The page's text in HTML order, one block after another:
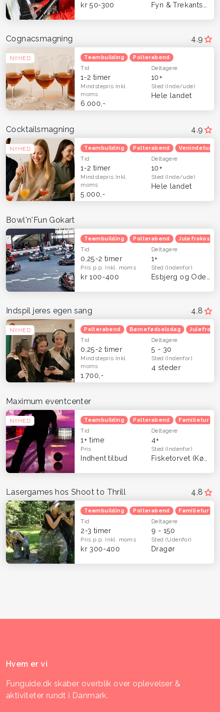
kr 50-300
4,9
NYHED
Cognacsmagning
Teambuilding Polterabend
Tid
1-2 timer
Deltagere
10+
Mindstepris Inkl.
moms
6.000,-
Sted(Inde/ude)
Hele landet
4,9
NYHED
Cocktailsmagning
Teambuilding Polterabend Venindetur
Tid
1-2 timer
Deltagere
10+
Mindstepris Inkl.
moms
5.000,-
Sted(Inde/ude)
Hele landet
Bowl'n'Fun Gokart
Teambuilding Polterabend Julefrokost
Tid
0,25-2 timer
Deltagere
1+
Pris p.p. Inkl. moms
kr 100-400
Sted(Indenfor)
4,8
NYHED
Indspil jeres egen sang
Polterabend Børnefødselsdag
Tid
0,25-2 timer
Deltagere
5 - 30
Mindstepris Inkl.
moms
1.700,-
Sted(Indenfor)
4 steder
NYHED
Maximum eventcenter
Teambuilding Polterabend Familietur
Tid
1+ time
Deltagere
4+
Pris
Indhent tilbud
Sted(Indenfor)
4,8
Lasergames hos Shoot to Thrill
Teambuilding Polterabend Familietur
Tid
2-3 timer
Deltagere
9 - 150
Pris p.p. Inkl. moms
kr 300-400
Sted(Udenfor)
Dragør
Hvem er vi
Funguide.dk skaber overblik over oplevelser &
aktiviteter rundt i Danmark.